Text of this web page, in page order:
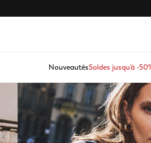
NouveautésSoldes jusqu'à -